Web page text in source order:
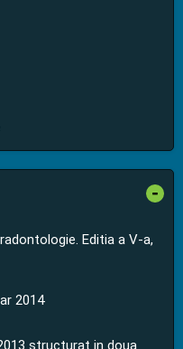
-
Editia a V-a,
2014
structurat in doua